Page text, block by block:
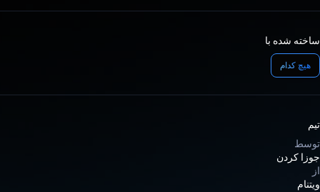
ساخته شده با
هیچ کدام
تیم
توسط
جوزا کردن
از
ویتنام